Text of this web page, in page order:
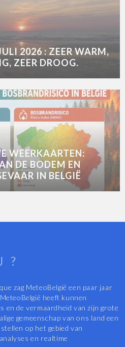
2026 : ZEER WARM,
ZEER DROOG.
WEERKAARTEN:
DE BODEM EN
IN BELGIË
?
zag MeteoBelgië een paar jaar
heeft kunnen
en de vermaardheid van zijn grote
gemeenschap van ons land een
op het gebied van
en realtime